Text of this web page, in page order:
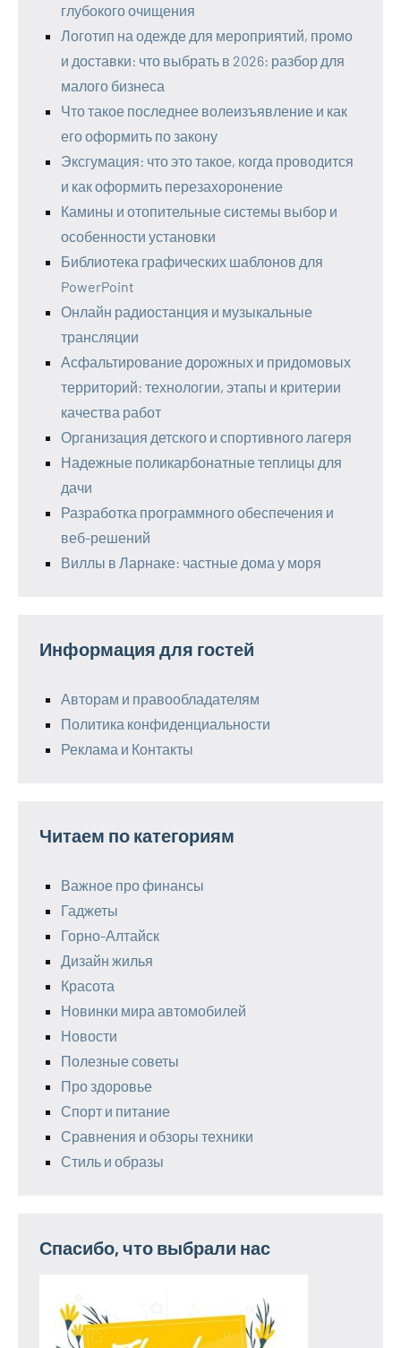
глубокого очищения
Логотип на одежде для мероприятий, промо
и доставки: что выбрать в 2026: разбор для
малого бизнеса
Что такое последнее волеизъявление и как
его оформить по закону
Эксгумация: что это такое, когда проводится
и как оформить перезахоронение
Камины и отопительные системы выбор и
особенности установки
Библиотека графических шаблонов для
PowerPoint
Онлайн радиостанция и музыкальные
трансляции
Асфальтирование дорожных и придомовых
территорий: технологии, этапы и критерии
качества работ
Организация детского и спортивного лагеря
Надежные поликарбонатные теплицы для
дачи
Разработка программного обеспечения и
веб-решений
Виллы в Ларнаке: частные дома у моря
Информация для гостей
Авторам и правообладателям
Политика конфиденциальности
Реклама и Контакты
Читаем по категориям
Важное про финансы
Гаджеты
Горно-Алтайск
Дизайн жилья
Красота
Новинки мира автомобилей
Новости
Полезные советы
Про здоровье
Спорт и питание
Сравнения и обзоры техники
Стиль и образы
Спасибо, что выбрали нас